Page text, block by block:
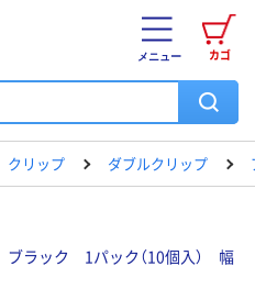
カゴ
メニュー
クリップ ダブルクリップ
ラック 1パック（10個入） 幅